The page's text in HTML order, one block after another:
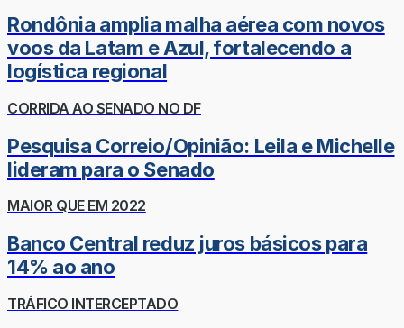
Rondônia amplia malha aérea com novos
voos da Latam e Azul, fortalecendo a
logística regional
CORRIDA AO SENADO NO DF
Pesquisa Correio/Opinião: Leila e Michelle
lideram para o Senado
MAIOR QUE EM 2022
Banco Central reduz juros básicos para
14% ao ano
TRÁFICO INTERCEPTADO